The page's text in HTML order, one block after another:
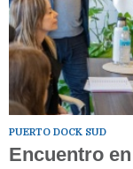
PUERTO DOCK SUD
Encuentro